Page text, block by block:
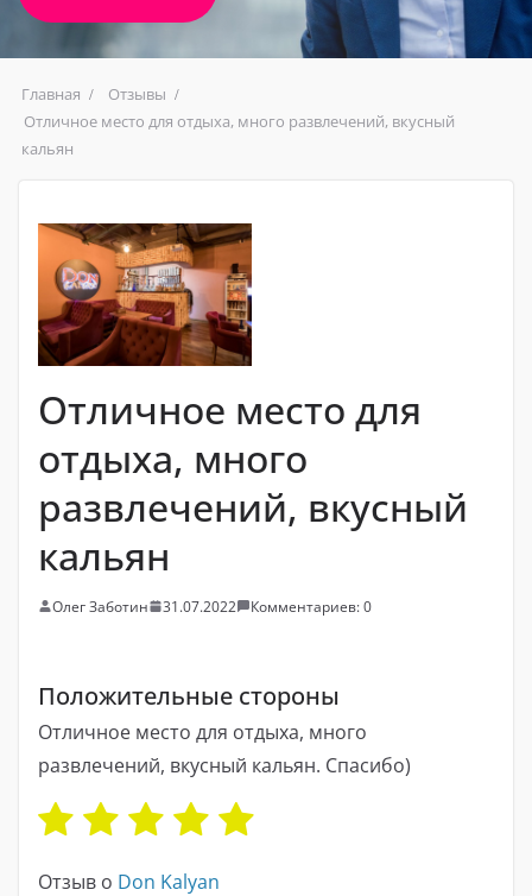
Главная
Отзывы
Отличное место для отдыха, много развлечений, вкусный
кальян
Отличное место для
отдыха, много
развлечений, вкусный
кальян
Олег Заботин 31.07.2022 Комментариев: 0
Положительные стороны
Отличное место для отдыха, много
развлечений, вкусный кальян. Спасибо)
Отзыв о Don Kalyan